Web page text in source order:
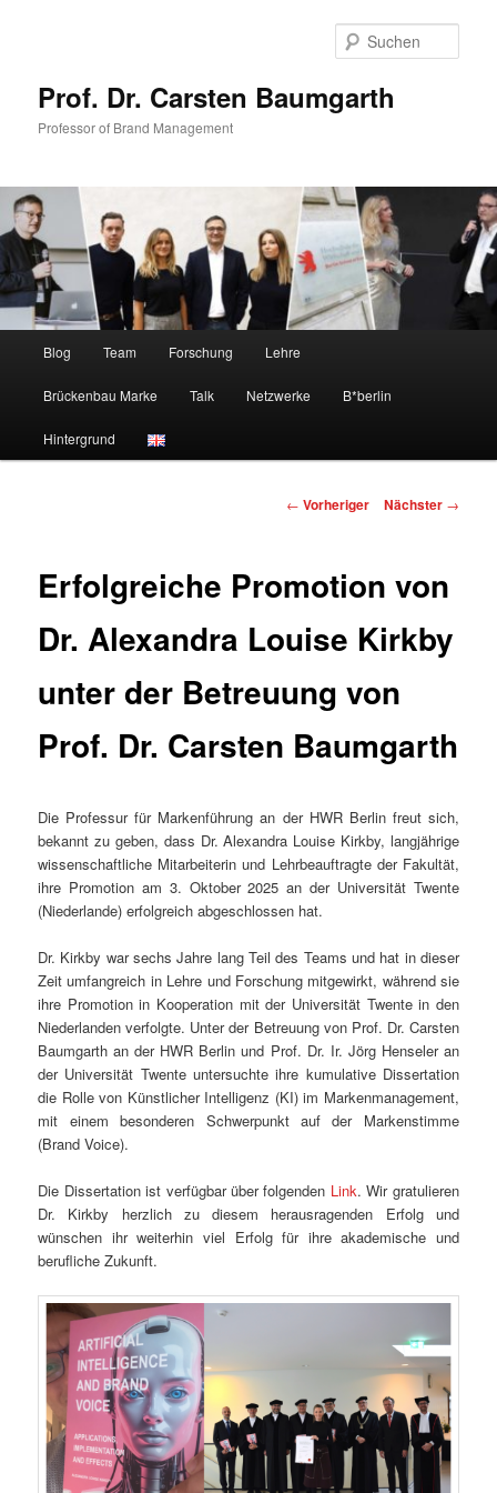
Prof. Dr. Carsten Baumgarth
Professor of Brand Management
Blog Team Forschung Lehre
Brückenbau Marke Talk Netzwerke B*berlin
Hintergrund
Beitragsnavigation
← Vorheriger Nächster →
Erfolgreiche Promotion von
Dr. Alexandra Louise Kirkby
unter der Betreuung von
Prof. Dr. Carsten Baumgarth
Die Professur für Markenführung an der HWR Berlin freut sich,
bekannt zu geben, dass Dr. Alexandra Louise Kirkby, langjährige
wissenschaftliche Mitarbeiterin und Lehrbeauftragte der Fakultät,
ihre Promotion am 3. Oktober 2025 an der Universität Twente
(Niederlande) erfolgreich abgeschlossen hat.
Dr. Kirkby war sechs Jahre lang Teil des Teams und hat in dieser
Zeit umfangreich in Lehre und Forschung mitgewirkt, während sie
ihre Promotion in Kooperation mit der Universität Twente in den
Niederlanden verfolgte. Unter der Betreuung von Prof. Dr. Carsten
Baumgarth an der HWR Berlin und Prof. Dr. Ir. Jörg Henseler an
der Universität Twente untersuchte ihre kumulative Dissertation
die Rolle von Künstlicher Intelligenz (KI) im Markenmanagement,
mit einem besonderen Schwerpunkt auf der Markenstimme
(Brand Voice).
Die Dissertation ist verfügbar über folgenden Link. Wir gratulieren
Dr. Kirkby herzlich zu diesem herausragenden Erfolg und
wünschen ihr weiterhin viel Erfolg für ihre akademische und
berufliche Zukunft.